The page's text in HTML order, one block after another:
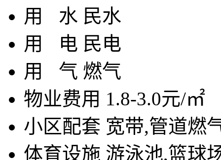
用 水 民水
用
电 民电
用 气 燃气
物业费用 1.8-3.0元/㎡
小区配套 宽带,管道燃
体育设施 游泳池,篮球